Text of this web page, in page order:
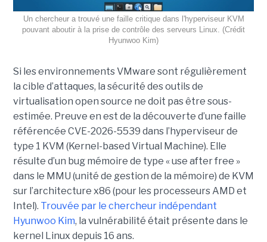
Un chercheur a trouvé une faille critique dans l'hyperviseur KVM
pouvant aboutir à la prise de contrôle des serveurs Linux. (Crédit
Hyunwoo Kim)
Si les environnements VMware sont régulièrement
la cible d’attaques, la sécurité des outils de
virtualisation open source ne doit pas être sous-
estimée. Preuve en est de la découverte d’une faille
référencée CVE-2026-5539 dans l’hyperviseur de
type 1 KVM (Kernel-based Virtual Machine). Elle
résulte d’un bug mémoire de type « use after free »
dans le MMU (unité de gestion de la mémoire) de KVM
sur l’architecture x86 (pour les processeurs AMD et
Intel). Trouvée par le chercheur indépendant
Hyunwoo Kim, la vulnérabilité était présente dans le
kernel Linux depuis 16 ans.